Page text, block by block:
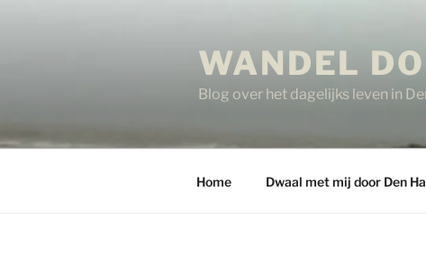
WANDEL
Blog over het dagelijks leven in
Home Dwaal met mij door Den